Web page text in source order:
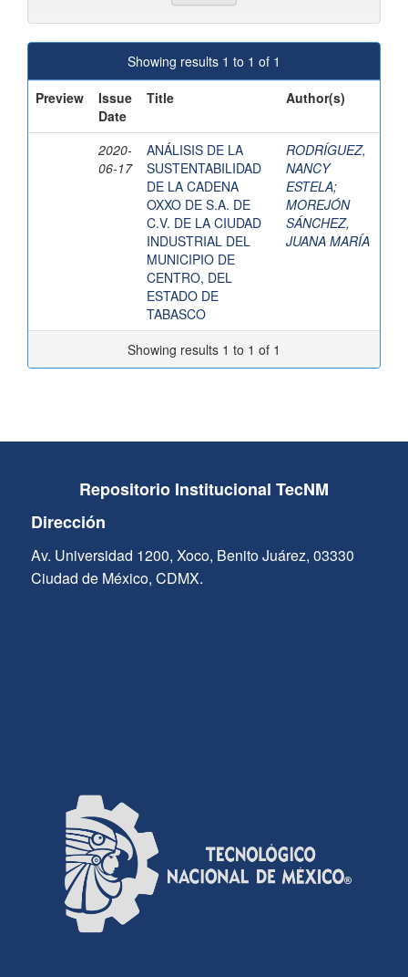
Showing results 1 to 1 of 1
Preview
Issue
Date
Title Author(s)
2020-
06-17
ANÁLISIS DE LA
SUSTENTABILIDAD
DE LA CADENA
OXXO DE S.A. DE
C.V. DE LA CIUDAD
INDUSTRIAL DEL
MUNICIPIO DE
CENTRO, DEL
ESTADO DE
TABASCO
RODRÍGUEZ,
NANCY
ESTELA;
MOREJÓN
SÁNCHEZ,
JUANA MARÍA
Showing results 1 to 1 of 1
Repositorio Institucional TecNM
Dirección
Av. Universidad 1200, Xoco, Benito Juárez, 03330
Ciudad de México, CDMX.